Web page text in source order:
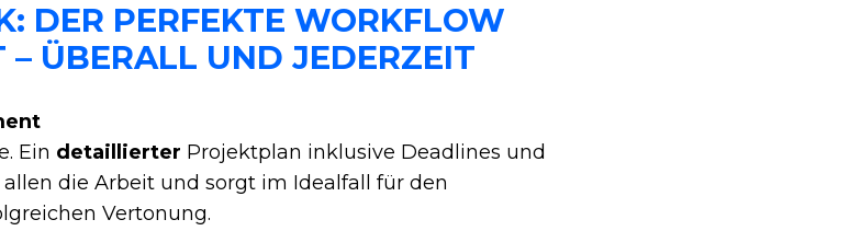
DER PERFEKTE WORKFLOW
– ÜBERALL UND JEDERZEIT
Ein detaillierter Projektplan inklusive Deadlines und
die Arbeit und sorgt im Idealfall für den
Vertonung.